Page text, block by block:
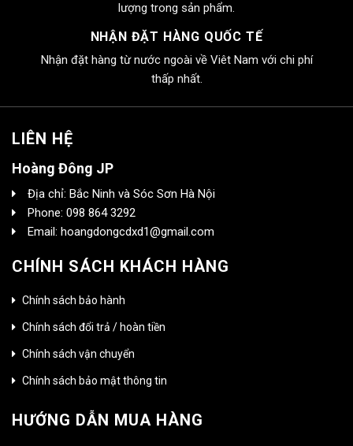
lượng trong sản phẩm.
NHẬN ĐẶT HÀNG QUỐC TẾ
Nhận đặt hàng từ nước ngoài về Viêt Nam với chi phí
thấp nhất.
LIÊN HỆ
Hoàng Đông JP
Địa chỉ: Bắc Ninh và Sóc Sơn Hà Nội
Phone: 098 864 3292
Email: hoangdongcdxd1@gmail.com
CHÍNH SÁCH KHÁCH HÀNG
Chính sách bảo hành
Chính sách đổi trả / hoàn tiền
Chính sách vận chuyển
Chính sách bảo mật thông tin
HƯỚNG DẪN MUA HÀNG